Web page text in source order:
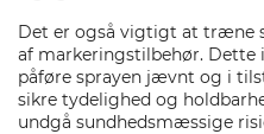
Det er også vigtigt at træne
af markeringstilbehør. Dette
påføre sprayen jævnt og i
sikre tydelighed og
undgå sundhedsmæssige